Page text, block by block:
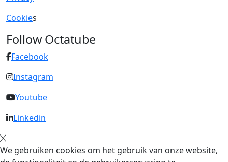
Cookies
Follow Octatube
Facebook
Instagram
Youtube
Linkedin
We gebruiken cookies om het gebruik van onze website,